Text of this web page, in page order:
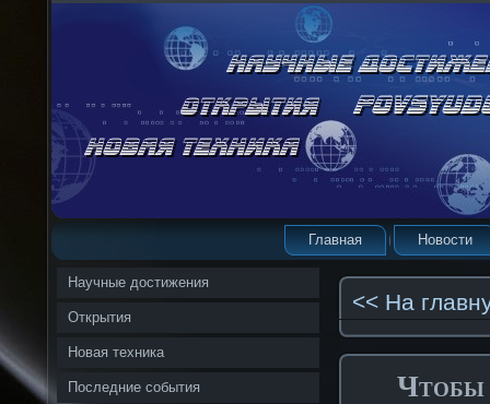
Главная Новости
Научные достижения
Открытия
Новая техника
Последние события
<< На
Чтобы